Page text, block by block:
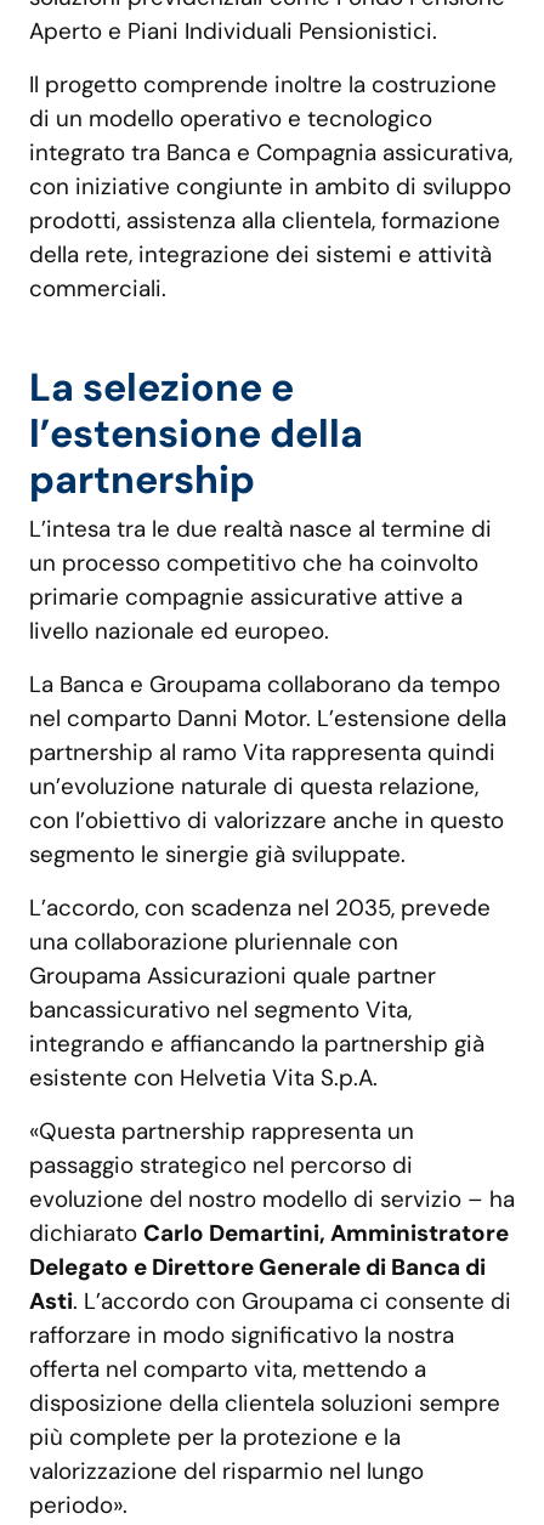
Aperto e Piani Individuali Pensionistici.
Il progetto comprende inoltre la costruzione
di un modello operativo e tecnologico
integrato tra Banca e Compagnia assicurativa,
con iniziative congiunte in ambito di sviluppo
prodotti, assistenza alla clientela, formazione
della rete, integrazione dei sistemi e attività
commerciali.
La selezione e
l’estensione della
partnership
L’intesa tra le due realtà nasce al termine di
un processo competitivo che ha coinvolto
primarie compagnie assicurative attive a
livello nazionale ed europeo.
La Banca e Groupama collaborano da tempo
nel comparto Danni Motor. L’estensione della
partnership al ramo Vita rappresenta quindi
un’evoluzione naturale di questa relazione,
con l’obiettivo di valorizzare anche in questo
segmento le sinergie già sviluppate.
L’accordo, con scadenza nel 2035, prevede
una collaborazione pluriennale con
Groupama Assicurazioni quale partner
bancassicurativo nel segmento Vita,
integrando e affiancando la partnership già
esistente con Helvetia Vita S.p.A.
«Questa partnership rappresenta un
passaggio strategico nel percorso di
evoluzione del nostro modello di servizio – ha
dichiarato Carlo Demartini, Amministratore
Delegato e Direttore Generale di Banca di
Asti. L’accordo con Groupama ci consente di
rafforzare in modo significativo la nostra
offerta nel comparto vita, mettendo a
disposizione della clientela soluzioni sempre
più complete per la protezione e la
valorizzazione del risparmio nel lungo
periodo».